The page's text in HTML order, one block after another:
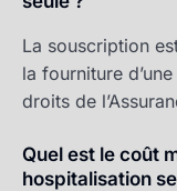
La souscription
la fourniture
droits de
Quel est le coût
hospitalisation